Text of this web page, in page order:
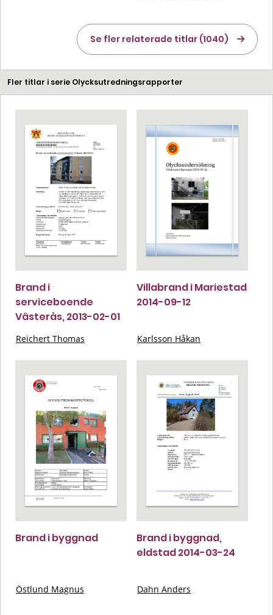
Se fler relaterade titlar (1040)
Fler titlar i serie Olycksutredningsrapporter
Brand i
serviceboende
Västerås, 2013-02-01
Reichert Thomas
Villabrand i Mariestad
2014-09-12
Karlsson Håkan
Brand i byggnad
Östlund Magnus
Brand i byggnad,
eldstad 2014-03-24
Dahn Anders